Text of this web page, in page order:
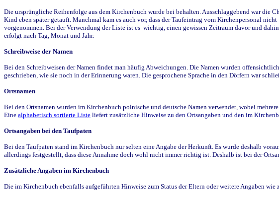
Die ursprüngliche Reihenfolge aus dem Kirchenbuch wurde bei behalten. Ausschlaggebend war die
Kind eben später getauft. Manchmal kam es auch vor, dass der Taufeintrag vom Kirchenpersonal
vorgenommen. Bei der Verwendung der Liste ist es wichtig, einen gewissen Zeitraum davor und
erfolgt nach Tag, Monat und Jahr.
Schreibweise der Namen
Bei den Schreibweisen der Namen findet man häufig Abweichungen. Die Namen wurden
geschrieben, wie sie noch in der Erinnerung waren. Die gesprochene Sprache in den Dörfern war
Ortsnamen
Bei den Ortsnamen wurden im Kirchenbuch polnische und deutsche Namen verwendet, wobei
Eine alphabetisch sortierte Liste liefert zusätzliche Hinweise zu den Ortsangaben und den im
Ortsangaben bei den Taufpaten
Bei den Taufpaten stand im Kirchenbuch nur selten eine Angabe der Herkunft. Es wurde deshalb
allerdings festgestellt, dass diese Annahme doch wohl nicht immer richtig ist. Deshalb ist bei der
Zusätzliche Angaben im Kirchenbuch
Die im Kirchenbuch ebenfalls aufgeführten Hinweise zum Status der Eltern oder weitere Angaben wie